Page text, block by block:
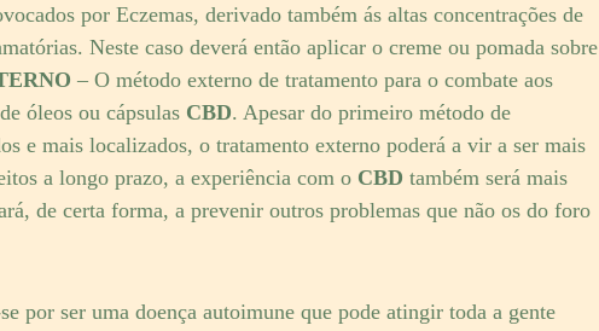
por Eczemas, derivado também ás altas concentrações de
Neste caso deverá então aplicar o creme ou pomada sobre
– O método externo de tratamento para o combate aos
óleos ou cápsulas CBD. Apesar do primeiro método de
e mais localizados, o tratamento externo poderá a vir a ser mais
a longo prazo, a experiência com o CBD também será mais
de certa forma, a prevenir outros problemas que não os do foro
por ser uma doença autoimune que pode atingir toda a gente